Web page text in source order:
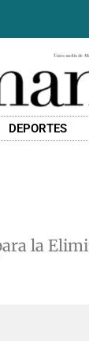
DEPORTES
la